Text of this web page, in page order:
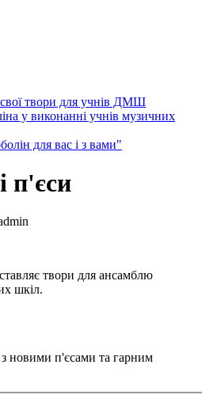
твори для учнів ДМШ
у виконанні учнів музичних
для вас і з вами"
п'єси
твори для ансамблю
шкіл.
новими п'єсами та гарним